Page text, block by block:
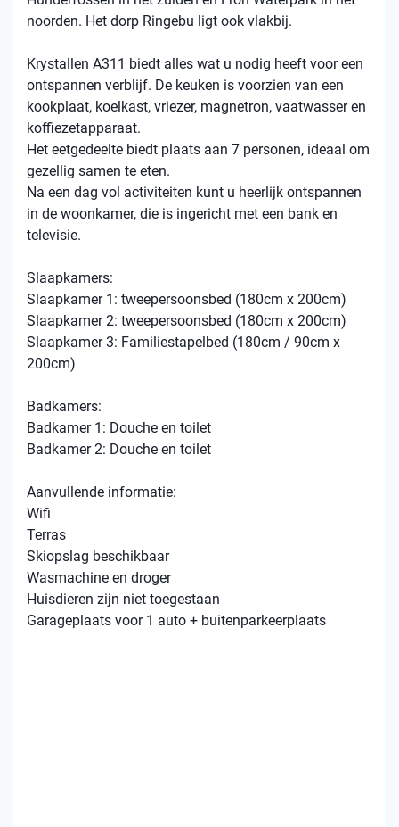
noorden. Het dorp Ringebu ligt ook vlakbij.
Krystallen A311 biedt alles wat u nodig heeft voor een
ontspannen verblijf. De keuken is voorzien van een
kookplaat, koelkast, vriezer, magnetron, vaatwasser en
koffiezetapparaat.
Het eetgedeelte biedt plaats aan 7 personen, ideaal om
gezellig samen te eten.
Na een dag vol activiteiten kunt u heerlijk ontspannen
in de woonkamer, die is ingericht met een bank en
televisie.
Slaapkamers:
Slaapkamer 1: tweepersoonsbed (180cm x 200cm)
Slaapkamer 2: tweepersoonsbed (180cm x 200cm)
Slaapkamer 3: Familiestapelbed (180cm / 90cm x
200cm)
Badkamers:
Badkamer 1: Douche en toilet
Badkamer 2: Douche en toilet
Aanvullende informatie:
Wifi
Terras
Skiopslag beschikbaar
Wasmachine en droger
Huisdieren zijn niet toegestaan
Garageplaats voor 1 auto + buitenparkeerplaats